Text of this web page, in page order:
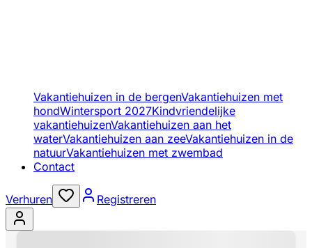
Vakantiehuizen in de bergenVakantiehuizen met
hondWintersport 2027Kindvriendelijke
vakantiehuizenVakantiehuizen aan het
waterVakantiehuizen aan zeeVakantiehuizen in de
natuurVakantiehuizen met zwembad
Contact
Verhuren Registreren